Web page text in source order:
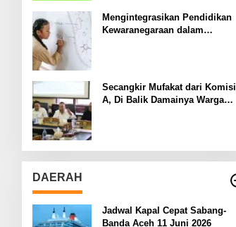
Mengintegrasikan Pendidikan
Kewaranegaraan dalam
Secangkir Mufakat dari Komisi
A, Di Balik Damainya Warga
DAERAH
Jadwal Kapal Cepat Sabang-
Banda Aceh 11 Juni 2026